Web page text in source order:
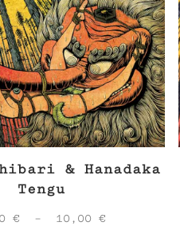
& Hanadaka
Tengu
€ – 10,00€